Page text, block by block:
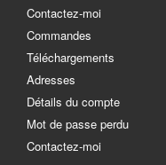
Contactez-moi
Commandes
Téléchargements
Adresses
Détails du compte
Mot de passe perdu
Contactez-moi